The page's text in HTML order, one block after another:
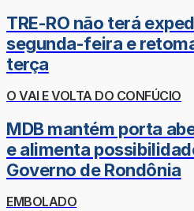
TRE-RO não terá
segunda-feira e
terça
O VAI E VOLTA DO CONFÚCIO
MDB mantém porta
e alimenta
Governo de Rondônia
EMBOLADO